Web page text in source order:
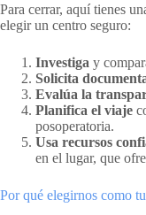
Para cerrar, aquí tienes
elegir un centro seguro:
Investiga y
Solicita
Evalúa la
Planifica el viaje
posoperatoria.
Usa recursos
en el lugar, que
Por qué elegirnos como